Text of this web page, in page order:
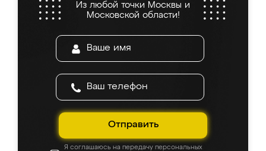
Из любой точки Москвы и
Московской области!
Отправить
Я соглашаюсь на передачу персональных